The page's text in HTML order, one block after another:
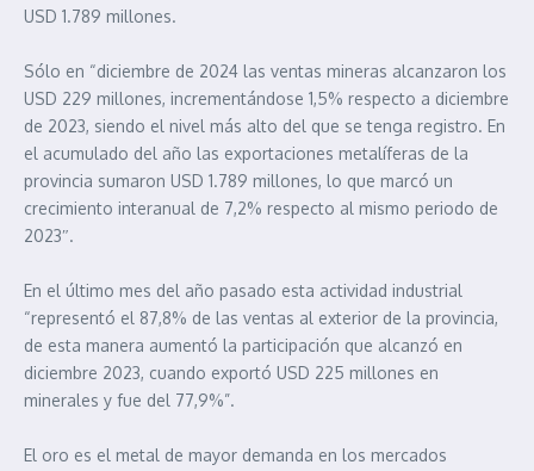
USD 1.789 millones.
Sólo en “diciembre de 2024 las ventas mineras alcanzaron los
USD 229 millones, incrementándose 1,5% respecto a diciembre
de 2023, siendo el nivel más alto del que se tenga registro. En
el acumulado del año las exportaciones metalíferas de la
provincia sumaron USD 1.789 millones, lo que marcó un
crecimiento interanual de 7,2% respecto al mismo periodo de
2023″.
En el último mes del año pasado esta actividad industrial
“representó el 87,8% de las ventas al exterior de la provincia,
de esta manera aumentó la participación que alcanzó en
diciembre 2023, cuando exportó USD 225 millones en
minerales y fue del 77,9%”.
El oro es el metal de mayor demanda en los mercados